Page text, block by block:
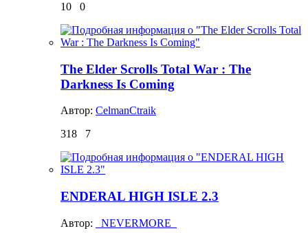
10
0
The Elder Scrolls Total War : The
Darkness Is Coming
Автор: CelmanCtraik
318
7
ENDERAL HIGH ISLE 2.3
Автор:
_NEVERMORE_